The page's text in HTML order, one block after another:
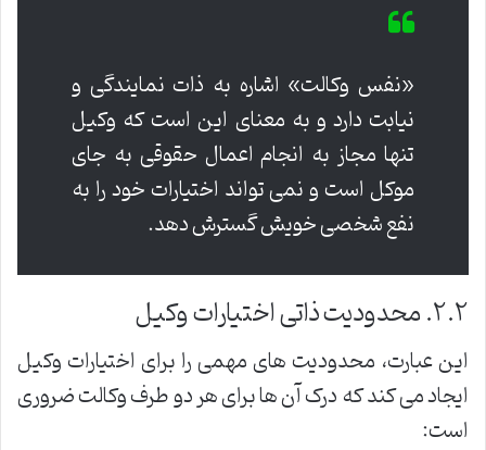
«نفس وکالت» اشاره به ذات نمایندگی و
نیابت دارد و به معنای این است که وکیل
تنها مجاز به انجام اعمال حقوقی به جای
موکل است و نمی تواند اختیارات خود را به
نفع شخصی خویش گسترش دهد.
۲.۲. محدودیت ذاتی اختیارات وکیل
این عبارت، محدودیت های مهمی را برای اختیارات وکیل
ایجاد می کند که درک آن ها برای هر دو طرف وکالت ضروری
است: